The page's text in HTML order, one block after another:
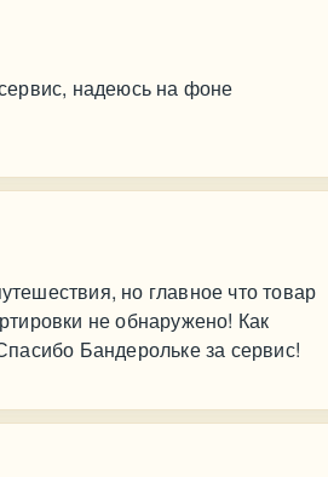
надеюсь на фоне
но главное что товар
не обнаружено! Как
Бандерольке за сервис!